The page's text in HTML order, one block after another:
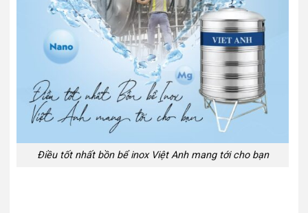
Điều tốt nhất bồn bể inox Việt Anh mang tới cho bạn